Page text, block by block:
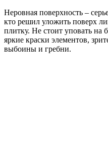
Неровная поверхность –
кто решил уложить поверх
плитку. Не стоит уповать на
яркие краски элементов,
выбоины и гребни.